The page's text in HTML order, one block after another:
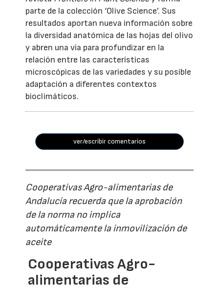
parte de la colección ‘Olive Science’. Sus
resultados aportan nueva información sobre
la diversidad anatómica de las hojas del olivo
y abren una vía para profundizar en la
relación entre las características
microscópicas de las variedades y su posible
adaptación a diferentes contextos
bioclimáticos.
ver/escribir comentarios
Cooperativas Agro-alimentarias de
Andalucía recuerda que la aprobación
de la norma no implica
automáticamente la inmovilización de
aceite
Cooperativas Agro-
alimentarias de